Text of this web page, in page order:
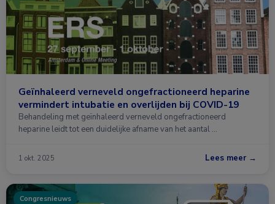
Geïnhaleerd verneveld ongefractioneerd heparine
vermindert intubatie en overlijden bij COVID-19
Behandeling met geïnhaleerd verneveld ongefractioneerd
heparine leidt tot een duidelijke afname van het aantal …
1 okt. 2025 Lees meer →
Congresnieuws